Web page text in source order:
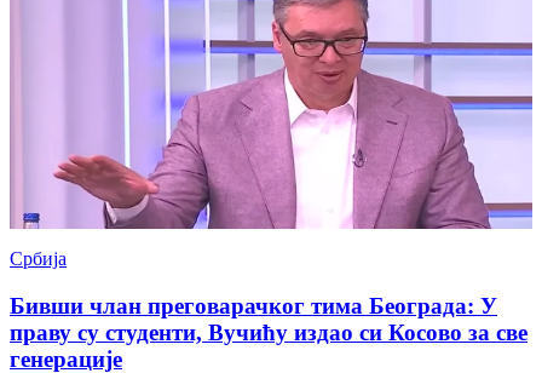
Србија
Бивши члан преговарачког тима Београда: У
праву су студенти, Вучићу издао си Косово за све
генерације